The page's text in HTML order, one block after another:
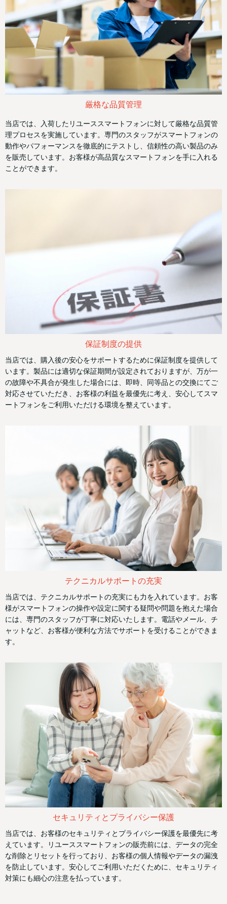
厳格な品質管理
当店では、入荷したリユーススマートフォンに対して厳格な品質管
理プロセスを実施しています。専門のスタッフがスマートフォンの
動作やパフォーマンスを徹底的にテストし、信頼性の高い製品のみ
を販売しています。お客様が高品質なスマートフォンを手に入れる
ことができます。
保証制度の提供
当店では、購入後の安心をサポートするために保証制度を提供して
います。製品には適切な保証期間が設定されておりますが、万が一
の故障や不具合が発生した場合には、即時、同等品との交換にてご
対応させていただき、お客様の利益を最優先に考え、安心してスマ
ートフォンをご利用いただける環境を整えています。
テクニカルサポートの充実
当店では、テクニカルサポートの充実にも力を入れています。お客
様がスマートフォンの操作や設定に関する疑問や問題を抱えた場合
には、専門のスタッフが丁寧に対応いたします。電話やメール、チ
ャットなど、お客様が便利な方法でサポートを受けることができま
す。
セキュリティとプライバシー保護
当店では、お客様のセキュリティとプライバシー保護を最優先に考
えています。リユーススマートフォンの販売前には、データの完全
な削除とリセットを行っており、お客様の個人情報やデータの漏洩
を防止しています。安心してご利用いただくために、セキュリティ
対策にも細心の注意を払っています。